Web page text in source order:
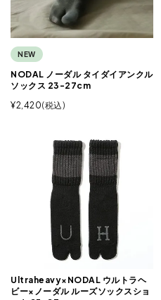
NEW
NODAL ノーダル タイダイアンクル
ソックス 23-27cm
¥2,420 税込
Ultraheavy×NODAL ウルトラヘ
ビー×ノーダル ルーズソックスショ